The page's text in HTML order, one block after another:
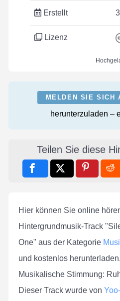
Erstellt
Lizenz
MELDEN SIE SICH
herunterzuladen –
Teilen Sie diese
Hier können Sie online
Hintergrundmusik-Track
One" aus der Kategorie
und kostenlos herunterladen.
Musikalische Stimmung:
Dieser Track wurde von